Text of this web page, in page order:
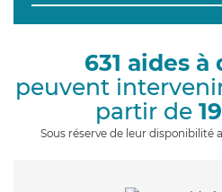
631 aides
peuvent
partir de
Sous réserve de leur